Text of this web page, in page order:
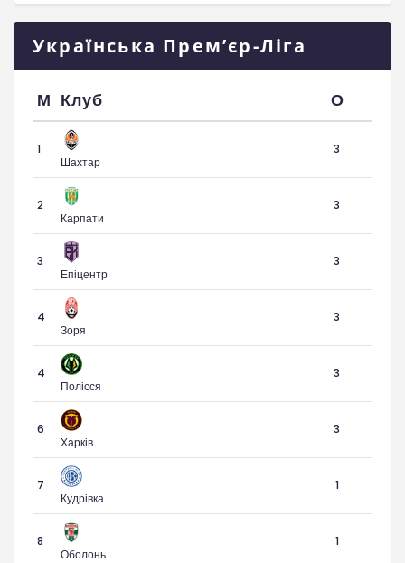
Українська Прем’єр-Ліга
М Клуб О
1
Шахтар
3
2
Карпати
3
3
Епіцентр
3
4
Зоря
3
4
Полісся
3
6
Харків
3
7
Кудрівка
1
8
Оболонь
1